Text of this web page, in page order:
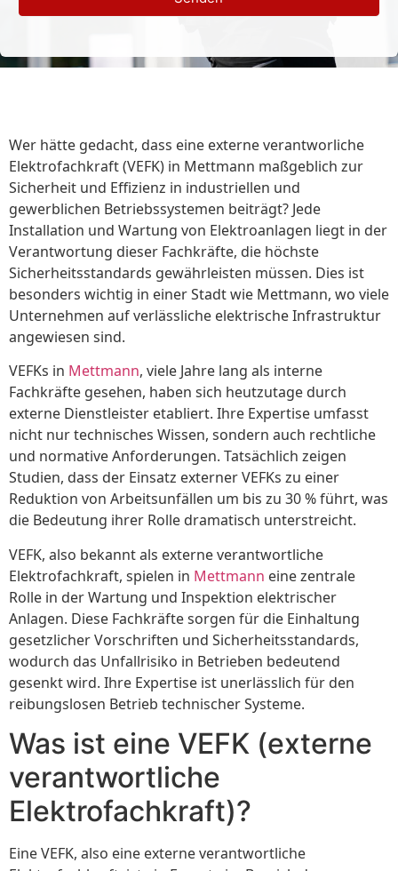
Wer hätte gedacht, dass eine externe verantworliche
Elektrofachkraft (VEFK) in Mettmann maßgeblich zur
Sicherheit und Effizienz in industriellen und
gewerblichen Betriebssystemen beiträgt? Jede
Installation und Wartung von Elektroanlagen liegt in der
Verantwortung dieser Fachkräfte, die höchste
Sicherheitsstandards gewährleisten müssen. Dies ist
besonders wichtig in einer Stadt wie Mettmann, wo viele
Unternehmen auf verlässliche elektrische Infrastruktur
angewiesen sind.
VEFKs in Mettmann, viele Jahre lang als interne
Fachkräfte gesehen, haben sich heutzutage durch
externe Dienstleister etabliert. Ihre Expertise umfasst
nicht nur technisches Wissen, sondern auch rechtliche
und normative Anforderungen. Tatsächlich zeigen
Studien, dass der Einsatz externer VEFKs zu einer
Reduktion von Arbeitsunfällen um bis zu 30 % führt, was
die Bedeutung ihrer Rolle dramatisch unterstreicht.
VEFK, also bekannt als externe verantwortliche
Elektrofachkraft, spielen in Mettmann eine zentrale
Rolle in der Wartung und Inspektion elektrischer
Anlagen. Diese Fachkräfte sorgen für die Einhaltung
gesetzlicher Vorschriften und Sicherheitsstandards,
wodurch das Unfallrisiko in Betrieben bedeutend
gesenkt wird. Ihre Expertise ist unerlässlich für den
reibungslosen Betrieb technischer Systeme.
Was ist eine VEFK (externe
verantwortliche
Elektrofachkraft)?
Eine VEFK, also eine externe verantwortliche